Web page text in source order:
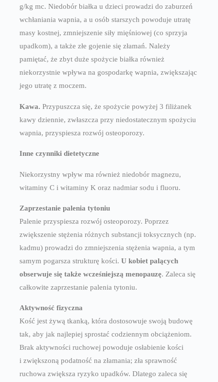
g/kg mc. Niedobór białka u dzieci prowadzi do zaburzeń
wchłaniania wapnia, a u osób starszych powoduje utratę
masy kostnej, zmniejszenie siły mięśniowej (co sprzyja
upadkom), a także złe gojenie się złamań. Należy
pamiętać, że zbyt duże spożycie białka również
niekorzystnie wpływa na gospodarkę wapnia, zwiększając
jego utratę z moczem.
Kawa. Przypuszcza się, że spożycie powyżej 3 filiżanek
kawy dziennie, zwłaszcza przy niedostatecznym spożyciu
wapnia, przyspiesza rozwój osteoporozy.
Inne czynniki dietetyczne
Niekorzystny wpływ ma również niedobór magnezu,
witaminy C i witaminy K oraz nadmiar sodu i fluoru.
Zaprzestanie palenia tytoniu
Palenie przyspiesza rozwój osteoporozy. Poprzez
zwiększenie stężenia różnych substancji toksycznych (np.
kadmu) prowadzi do zmniejszenia stężenia wapnia, a tym
samym pogarsza strukturę kości.U kobiet palących
obserwuje się także wcześniejszą menopauzę. Zaleca się
całkowite zaprzestanie palenia tytoniu.
Aktywność fizyczna
Kość jest żywą tkanką, która dostosowuje swoją budowę
tak, aby jak najlepiej sprostać codziennym obciążeniom.
Brak aktywności ruchowej powoduje osłabienie kości
i zwiększoną podatność na złamania; zła sprawność
ruchowa zwiększa ryzyko upadków. Dlatego zaleca się